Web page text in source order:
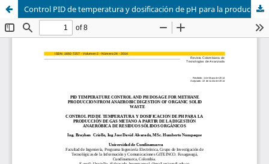
Control PID de temperatura y dosificación de pH para la producción de gas metano a partir de la digestión anaeróbica de residuos sólidos orgánicos